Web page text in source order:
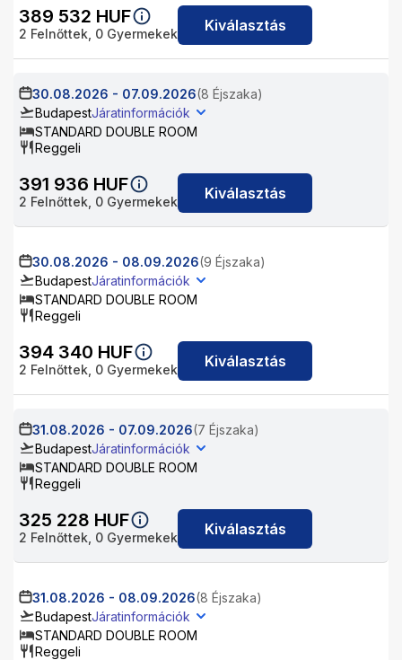
389 532 HUF
2 Felnőttek, 0 Gyermekek Kiválasztás
30.08.2026 - 07.09.2026(8 Éjszaka)
BudapestJáratinformációk
STANDARD DOUBLE ROOM
Reggeli
391 936 HUF
2 Felnőttek, 0 Gyermekek Kiválasztás
30.08.2026 - 08.09.2026(9 Éjszaka)
BudapestJáratinformációk
STANDARD DOUBLE ROOM
Reggeli
394 340 HUF
2 Felnőttek, 0 Gyermekek Kiválasztás
31.08.2026 - 07.09.2026(7 Éjszaka)
BudapestJáratinformációk
STANDARD DOUBLE ROOM
Reggeli
325 228 HUF
2 Felnőttek, 0 Gyermekek Kiválasztás
31.08.2026 - 08.09.2026(8 Éjszaka)
BudapestJáratinformációk
STANDARD DOUBLE ROOM
Reggeli